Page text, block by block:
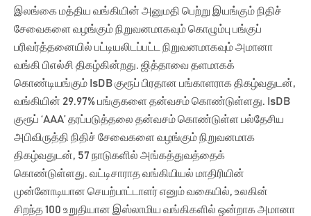
இலங்கை மத்திய வங்கியின் அனுமதி பெற்று இயங்கும் நிதிச்
சேவைகளை வழங்கும் நிறுவனமாகவும் கொழும்பு பங்குப்
பரிவர்த்தனையில் பட்டியலிடப்பட்ட நிறுவனமாகவும் அமானா
வங்கி பிஎல்சி திகழ்கின்றது. ஜித்தாவை தளமாகக்
கொண்டியங்கும் IsDB குரூப் பிரதான பங்காளராக திகழ்வதுடன்,
வங்கியின் 29.97% பங்குகளை தன்வசம் கொண்டுள்ளது. IsDB
குரூப் ‘AAA’ தரப்படுத்தலை தன்வசம் கொண்டுள்ள பல்தேசிய
அபிவிருத்தி நிதிச் சேவைகளை வழங்கும் நிறுவனமாக
திகழ்வதுடன், 57 நாடுகளில் அங்கத்துவத்தைக்
கொண்டுள்ளது. வட்டிசாராத வங்கியியல் மாதிரியின்
முன்னோடியான செயற்பாட்டாளர் எனும் வகையில், உலகின்
சிறந்த 100 உறுதியான இஸ்லாமிய வங்கிகளில் ஒன்றாக அமானா